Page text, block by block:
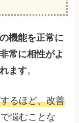
機能を正常に
常に相性がよ
ます。
るほど、改善
悩むことな